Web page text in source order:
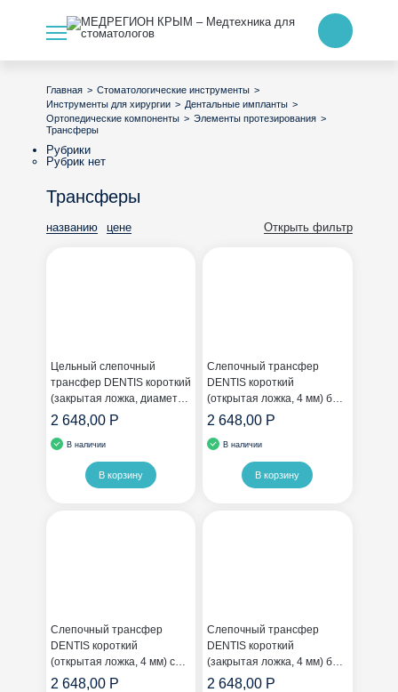
Главная > Стоматологические инструменты >
Инструменты для хирургии > Дентальные импланты >
Ортопедические компоненты > Элементы протезирования >
Трансферы
Рубрики
Рубрик нет
Трансферы
названию цене Открыть фильтр
Цельный слепочный
трансфер DENTIS короткий
(закрытая ложка, диаметр
4 мм)
2 648,00 Р
В наличии
В корзину
Слепочный трансфер
DENTIS короткий
(открытая ложка, 4 мм) без
шестигранника
2 648,00 Р
В наличии
В корзину
Слепочный трансфер
DENTIS короткий
(открытая ложка, 4 мм) с
шестигранником
2 648,00 Р
Слепочный трансфер
DENTIS короткий
(закрытая ложка, 4 мм) без
шестигранника
2 648,00 Р